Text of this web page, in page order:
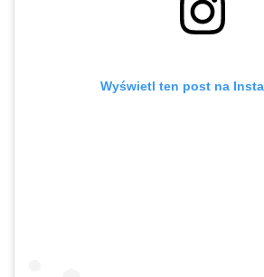
Wyświetl ten post na